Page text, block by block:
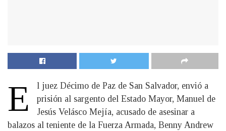
E
l juez Décimo de Paz de San Salvador, envió a
prisión al sargento del Estado Mayor, Manuel de
Jesús Velásco Mejía, acusado de asesinar a
balazos al teniente de la Fuerza Armada, Benny Andrew